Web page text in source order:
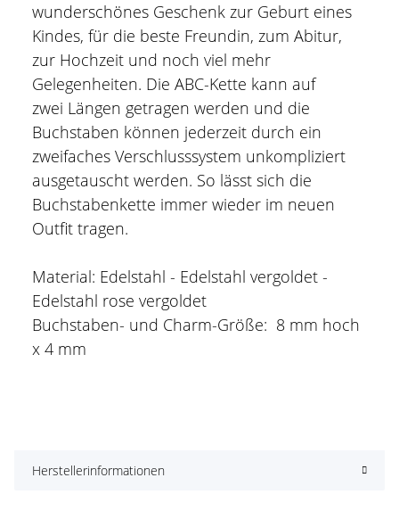
wunderschönes Geschenk zur Geburt eines
Kindes, für die beste Freundin, zum Abitur,
zur Hochzeit und noch viel mehr
Gelegenheiten. Die ABC-Kette kann auf
zwei Längen getragen werden und die
Buchstaben können jederzeit durch ein
zweifaches Verschlusssystem unkompliziert
ausgetauscht werden. So lässt sich die
Buchstabenkette immer wieder im neuen
Outfit tragen.
Material: Edelstahl - Edelstahl vergoldet -
Edelstahl rose vergoldet
Buchstaben- und Charm-Größe: 8 mm hoch
x 4 mm
Herstellerinformationen